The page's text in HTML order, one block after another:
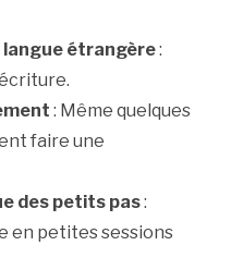
langue étrangère:
: Même quelques
faire une
des petits pas:
en petites sessions